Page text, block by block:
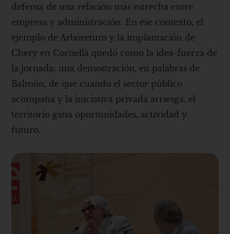
defensa de una relación más estrecha entre
empresa y administración. En ese contexto, el
ejemplo de Arboretum y la implantación de
Chery en Cornellà quedó como la idea-fuerza de
la jornada: una demostración, en palabras de
Balmón, de que cuando el sector público
acompaña y la iniciativa privada arriesga, el
territorio gana oportunidades, actividad y
futuro.